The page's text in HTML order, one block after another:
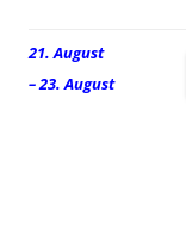
21. August
– 23. August